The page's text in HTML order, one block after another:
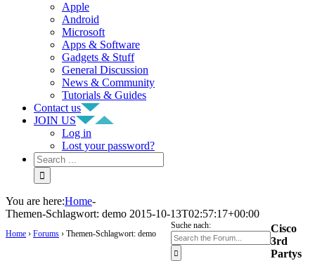
Apple
Android
Microsoft
Apps & Software
Gadgets & Stuff
General Discussion
News & Community
Tutorials & Guides
Contact us
JOIN US
Log in
Lost your password?
You are here:Home-
Themen-Schlagwort: demo 2015-10-13T02:57:17+00:00
Suche nach:
Home › Forums › Themen-Schlagwort: demo
Cisco
3rd
Partys